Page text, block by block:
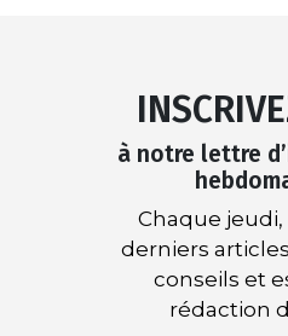
à notre lettre
Chaque jeudi,
derniers
conseils et
rédaction